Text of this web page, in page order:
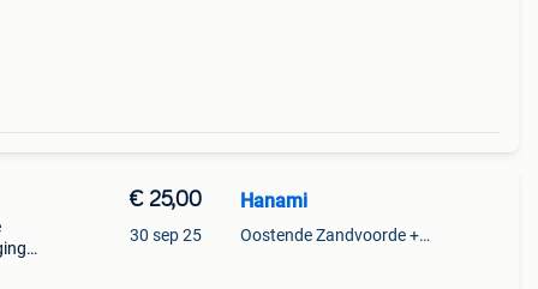
€ 25,00
30 sep 25
Hanami
Oostende Zandvoorde +Oostende